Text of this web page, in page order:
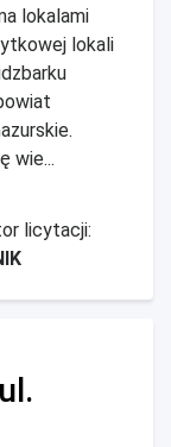
lokalami
lokali
wie...
licytacji: